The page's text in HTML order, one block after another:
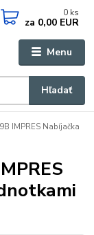
Menu
Hľadať
0 ks
za 0,00 EUR
IMPRES Nabíjačka